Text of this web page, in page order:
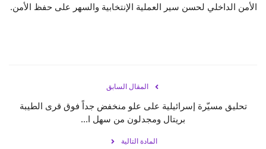
الأمن الداخلي لحسن سير العملية الإنتخابية والسهر على حفظ الأمن.
المقال السابق
تحليق مسيّرة إسرائيلية على علو منخفض جداً فوق قرى الطيبة
بريتال ومجدلون من سهل ا...
المادة التالية